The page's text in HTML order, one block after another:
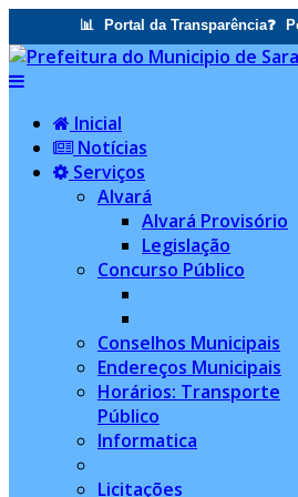
📊 Portal da Transparência❓
Inicial
Notícias
Serviços
Alvará
Alvará Provisório
Legislação
Concurso Público
Conselhos Municipais
Endereços Municipais
Horários: Transporte
Público
Informatica
Licitações